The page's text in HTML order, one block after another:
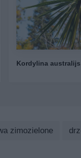
Kordylina
zimozielone